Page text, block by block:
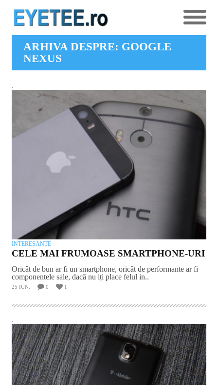
ARHIVA DESPRE: GOOGLE
NEXUS
INTERESANTE
CELE MAI FRUMOASE SMARTPHONE-URI
Oricât de bun ar fi un smartphone, oricât de performante ar fi
componentele sale, dacă nu iți place felul in..
25 IUN. 0 1